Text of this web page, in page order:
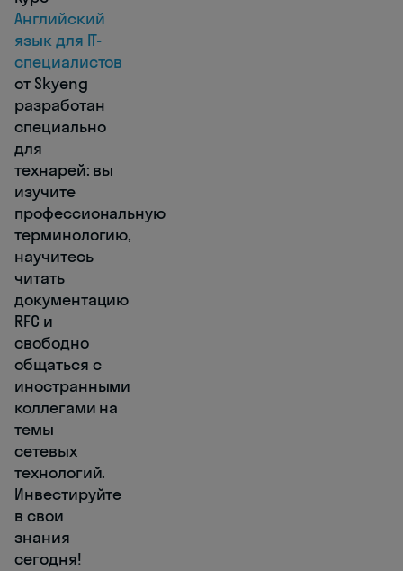
Английский
язык для IT-
специалистов
от Skyeng
разработан
специально
для
технарей: вы
изучите
профессиональную
терминологию,
научитесь
читать
документацию
RFC и
свободно
общаться с
иностранными
коллегами на
темы
сетевых
технологий.
Инвестируйте
в свои
знания
сегодня!